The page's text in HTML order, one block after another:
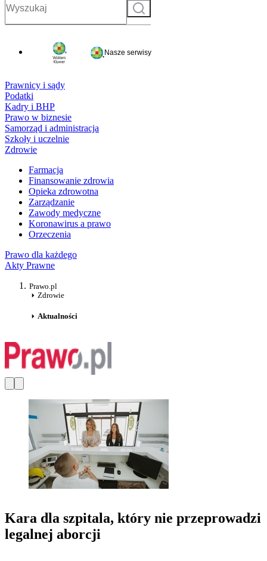
Szukaj
Nasze serwisy
Prawnicy i sądy
Podatki
Kadry i BHP
Prawo w biznesie
Samorząd i administracja
Szkoły i uczelnie
Zdrowie
Farmacja
Finansowanie zdrowia
Opieka zdrowotna
Zarządzanie
Zawody medyczne
Koronawirus a prawo
Orzeczenia
Prawo dla każdego
Akty Prawne
Prawo.pl
Zdrowie
Aktualności
Kara dla szpitala, który nie przeprowadzi
legalnej aborcji